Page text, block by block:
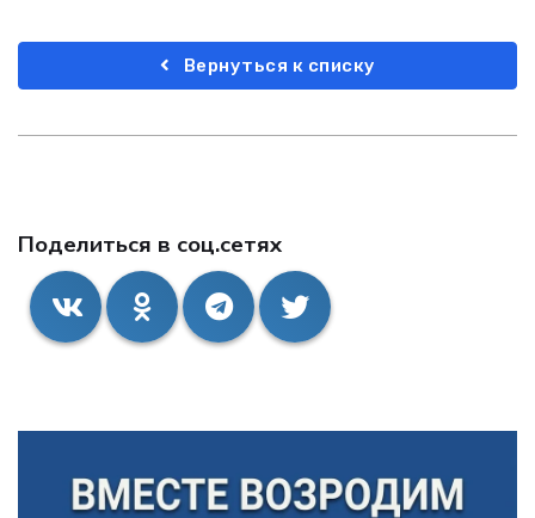
Поделиться в соц.сетях
Вернуться к списку